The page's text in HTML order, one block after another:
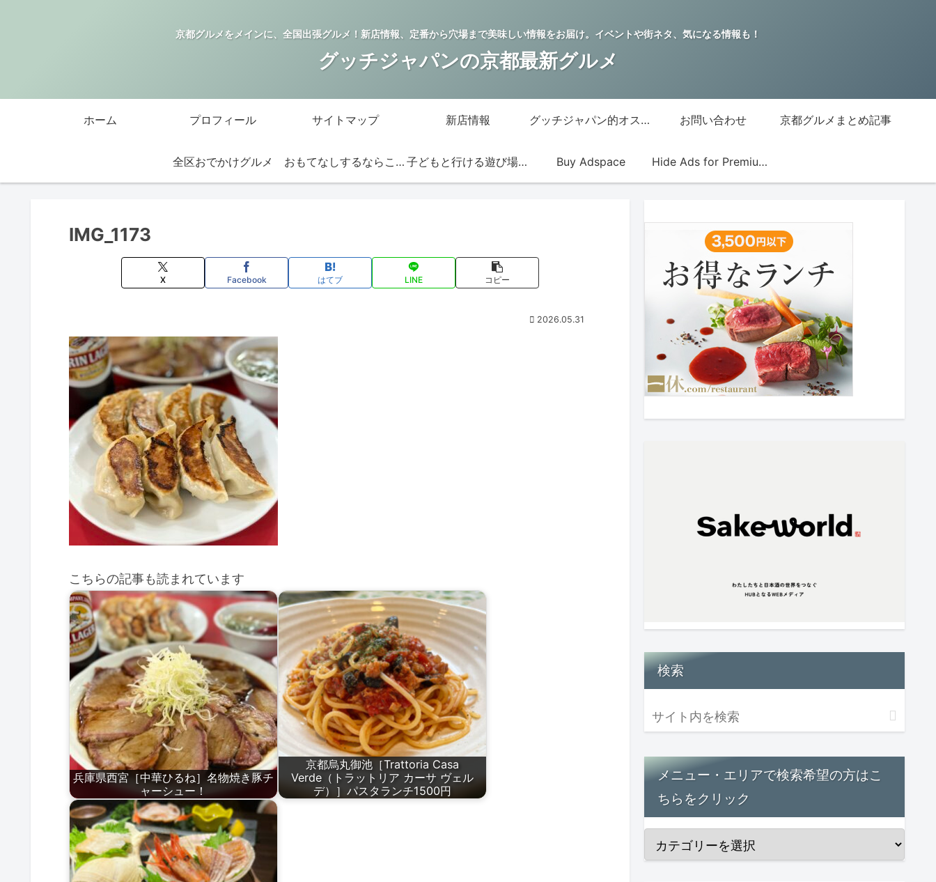
京都グルメをメインに、全国出張グルメ！新店情報、定番から穴場まで美味しい情報をお届け。イベントや街ネタ、気になる情報も！
グッチジャパンの京都最新グルメ
ホーム プロフィール サイトマップ 新店情報 グッチジャパン的オススメ店 お問い合わせ 京都グルメまとめ記事
全区おでかけグルメ おもてなしするならこの店 子どもと行ける遊び場・お店 Buy Adspace Hide Ads for Premium Members
IMG_1173
X Facebook はてブ LINE コピー
2026.05.31
こちらの記事も読まれています
兵庫県西宮［中華ひるね］名物焼き豚チ
ャーシュー！
京都烏丸御池［Trattoria Casa
Verde（トラットリア カーサ ヴェル
デ）］パスタランチ1500円
検索
メニュー・エリアで検索希望の方はこ
ちらをクリック